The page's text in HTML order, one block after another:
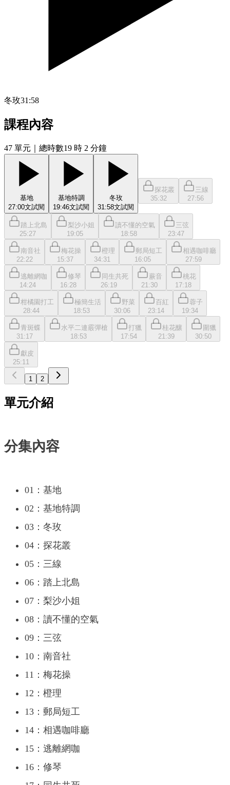
冬玫31:58
課程內容
47 單元 ｜總時數19 時 2 分鐘
基地
27:00文試閱
基地特調
19:46文試閱
冬玫
31:58文試閱
探花叢
35:32
三線
27:56
踏上北島
25:27
梨沙小姐
19:05
讀不懂的空氣
18:58
三弦
23:47
南音社
22:22
梅花操
15:37
橙理
34:31
郵局短工
16:05
相遇咖啡廳
27:59
逃離網咖
14:24
修琴
16:28
同生共死
26:19
蕨音
21:30
桃花
17:18
柑橘園打工
28:44
極簡生活
18:53
野菜
30:06
百紅
23:14
蓉子
19:34
青斑蝶
31:17
水平二連霰彈槍
18:53
打獵
17:54
桂花釀
21:39
圍獵
30:50
獻皮
25:11
1 2
單元介紹
分集內容
01：基地
02：基地特調
03：冬玫
04：探花叢
05：三線
06：踏上北島
07：梨沙小姐
08：讀不懂的空氣
09：三弦
10：南音社
11：梅花操
12：橙理
13：郵局短工
14：相遇咖啡廳
15：逃離網咖
16：修琴